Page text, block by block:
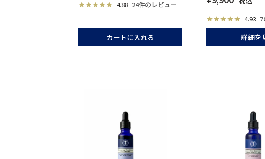
4.88 24件のレビュー
カートに入れる
4.93
詳細を